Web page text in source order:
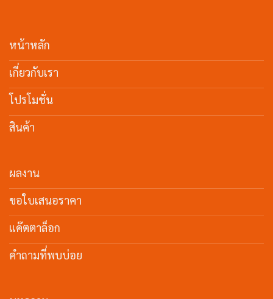
หน้าหลัก
เกี่ยวกับเรา
โปรโมชั่น
สินค้า
ผลงาน
ขอใบเสนอราคา
แค๊ตตาล็อก
คำถามที่พบบ่อย